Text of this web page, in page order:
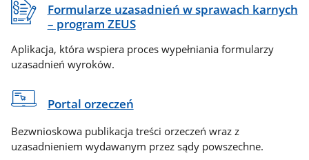
Formularze uzasadnień w sprawach karnych
– program ZEUS
Aplikacja, która wspiera proces wypełniania formularzy
uzasadnień wyroków.
Portal orzeczeń
Bezwnioskowa publikacja treści orzeczeń wraz z
uzasadnieniem wydawanym przez sądy powszechne.